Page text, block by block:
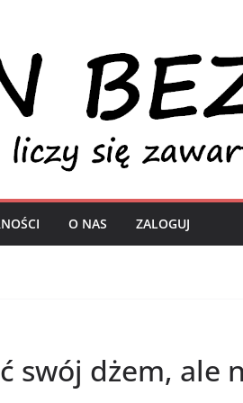
O NAS ZALOGUJ
swój dżem, ale